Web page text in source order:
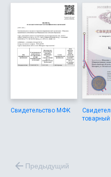
Свидетельство МФК
товарный
Предыдущий